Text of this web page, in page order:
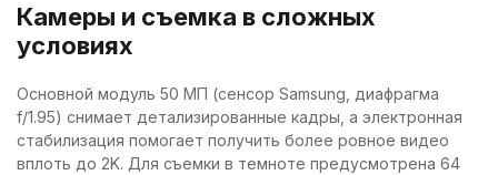
Камеры и съемка в сложных
условиях
Основной модуль 50 МП (сенсор Samsung, диафрагма
f/1.95) снимает детализированные кадры, а электронная
стабилизация помогает получить более ровное видео
вплоть до 2K. Для съемки в темноте предусмотрена 64